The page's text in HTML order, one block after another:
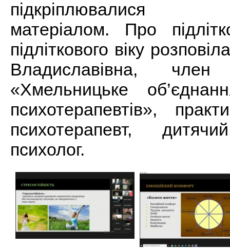
підкріплювалися
матеріалом. Про
підліткового віку
Владиславівна,
«Хмельницьке
психотерапевтів»,
психотерапевт,
психолог.